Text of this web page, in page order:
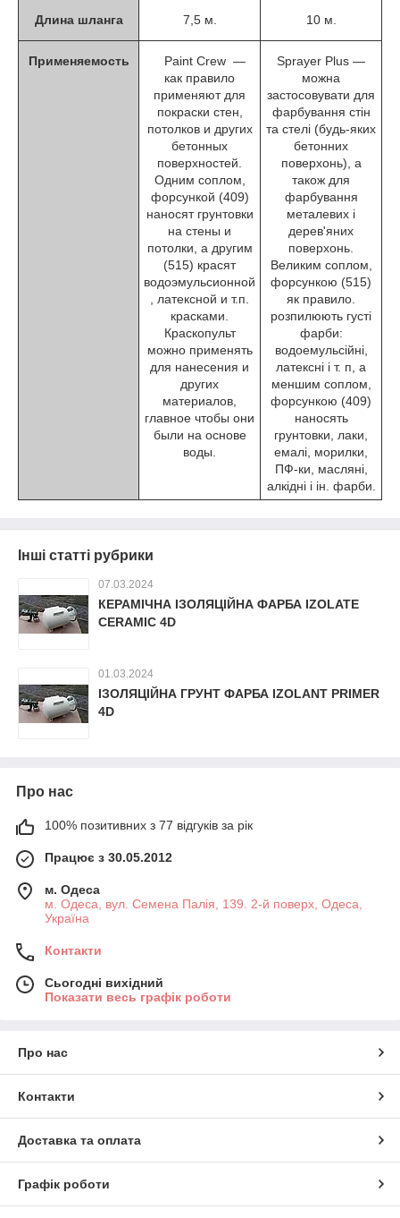
Длина шланга 7,5 м. 10 м.
Применяемость
Paint Crew ―
как правило
применяют для
покраски стен,
потолков и других
бетонных
поверхностей.
Одним соплом,
форсункой (409)
наносят грунтовки
на стены и
потолки, а другим
(515) красят
водоэмульсионной
, латексной и т.п.
красками.
Краскопульт
можно применять
для нанесения и
других
материалов,
главное чтобы они
были на основе
воды.
Sprayer Plus ―
можна
застосовувати для
фарбування стін
та стелі (будь-яких
бетонних
поверхонь), а
також для
фарбування
металевих і
дерев'яних
поверхонь.
Великим соплом,
форсункою (515)
як правило.
розпилюють густі
фарби:
водоемульсійні,
латексні і т. п, а
меншим соплом,
форсункою (409)
наносять
грунтовки, лаки,
емалі, морилки,
ПФ-ки, масляні,
алкідні і ін. фарби.
Інші статті рубрики
07.03.2024
КЕРАМІЧНА ІЗОЛЯЦІЙНА ФАРБА IZOLATE
CERAMIC 4D
01.03.2024
ІЗОЛЯЦІЙНА ГРУНТ ФАРБА IZOLANT PRIMER
4D
Про нас
100% позитивних з 77 відгуків за рік
Працює з 30.05.2012
м. Одеса
м. Одеса, вул. Семена Палія, 139. 2-й поверх, Одеса,
Україна
Контакти
Сьогодні вихідний
Показати весь графік роботи
Про нас
Контакти
Доставка та оплата
Графік роботи